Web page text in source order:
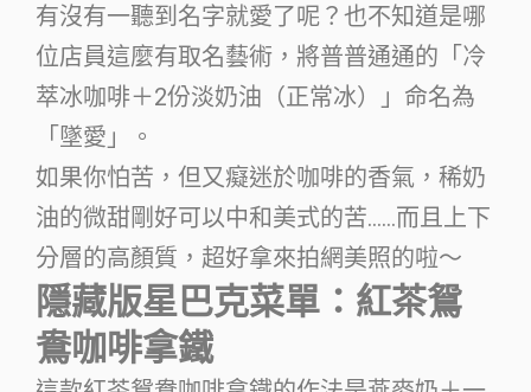
有沒有一聽到名字就愛了呢？也不知道是哪
位店員這麼有取名藝術，將普普通通的「冷
萃冰咖啡＋2份淡奶油（正常冰）」命名為
「墜愛」。
如果你怕苦，但又癡迷於咖啡的香氣，稀奶
油的微甜剛好可以中和美式的苦……而且上下
分層的高顏質，超好拿來拍網美照的啦～
隱藏版星巴克菜單：紅茶鴛
鴦咖啡拿鐵